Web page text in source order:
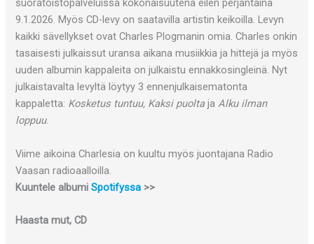
suoratoistopalveluissa kokonaisuutena eilen perjantaina
9.1.2026. Myös CD-levy on saatavilla artistin keikoilla. Levyn
kaikki sävellykset ovat Charles Plogmanin omia. Charles onkin
tasaisesti julkaissut uransa aikana musiikkia ja hittejä ja myös
uuden albumin kappaleita on julkaistu ennakkosingleinä. Nyt
julkaistavalta levyltä löytyy 3 ennenjulkaisematonta
kappaletta: Kosketus tuntuu, Kaksi puolta jaAlku ilman
loppuu.
Viime aikoina Charlesia on kuultu myös juontajana Radio
Vaasan radioaalloilla.
Kuuntele albumiSpotifyssa >>
Haasta mut, CD